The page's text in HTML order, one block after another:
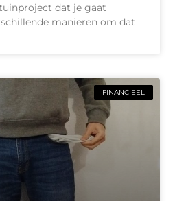
dat je gaat
manieren om dat
FINANCIEEL